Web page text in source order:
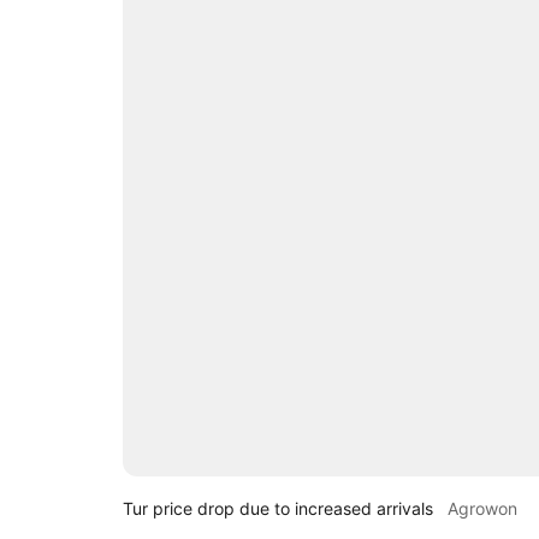
Tur price drop due to increased arrivals Agrowon